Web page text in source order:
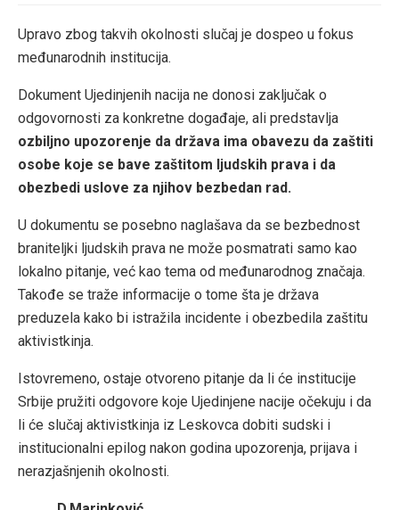
Upravo zbog takvih okolnosti slučaj je dospeo u fokus
međunarodnih institucija.
Dokument Ujedinjenih nacija ne donosi zaključak o
odgovornosti za konkretne događaje, ali predstavlja
ozbiljno upozorenje da država ima obavezu da zaštiti
osobe koje se bave zaštitom ljudskih prava i da
obezbedi uslove za njihov bezbedan rad.
U dokumentu se posebno naglašava da se bezbednost
braniteljki ljudskih prava ne može posmatrati samo kao
lokalno pitanje, već kao tema od međunarodnog značaja.
Takođe se traže informacije o tome šta je država
preduzela kako bi istražila incidente i obezbedila zaštitu
aktivistkinja.
Istovremeno, ostaje otvoreno pitanje da li će institucije
Srbije pružiti odgovore koje Ujedinjene nacije očekuju i da
li će slučaj aktivistkinja iz Leskovca dobiti sudski i
institucionalni epilog nakon godina upozorenja, prijava i
nerazjašnjenih okolnosti.